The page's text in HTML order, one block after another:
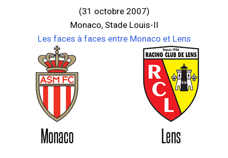
(31 octobre 2007)
Monaco, Stade Louis-II
Les faces à faces entre Monaco et Lens
Monaco Lens